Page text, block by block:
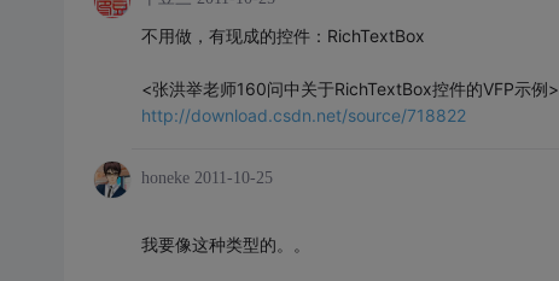
不用做，有现成的控件：RichTextBox
<张洪举老师160问中关于RichTextBox控件的VFP示例>
http://download.csdn.net/source/718822
honeke 2011-10-25
我要像这种类型的。。